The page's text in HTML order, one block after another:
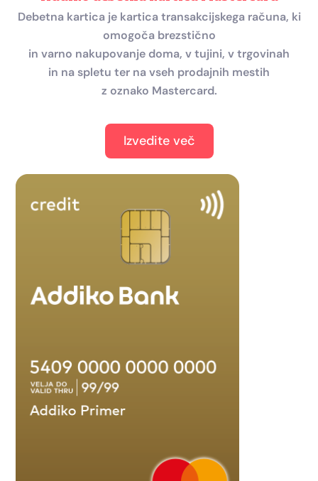
Debetna kartica je kartica transakcijskega računa, ki
omogoča brezstično
in varno nakupovanje doma, v tujini, v trgovinah
in na spletu ter na vseh prodajnih mestih
z oznako Mastercard.
Izvedite več